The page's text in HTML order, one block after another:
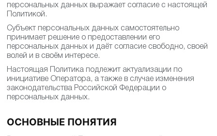
персональных данных выражает согласие с настоящей
Политикой.
Субъект персональных данных самостоятельно
принимает решение о предоставлении его
персональных данных и даёт согласие свободно, своей
волей и в своём интересе.
Настоящая Политика подлежит актуализации по
инициативе Оператора, а также в случае изменения
законодательства Российской Федерации о
персональных данных.
ОСНОВНЫЕ ПОНЯТИЯ